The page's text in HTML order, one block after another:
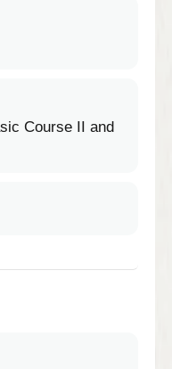
Course II and